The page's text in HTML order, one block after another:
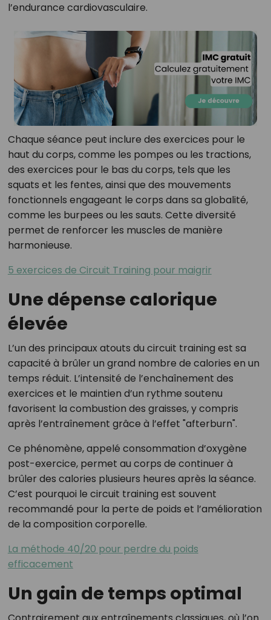
l’endurance cardiovasculaire.
Chaque séance peut inclure des exercices pour le
haut du corps, comme les pompes ou les tractions,
des exercices pour le bas du corps, tels que les
squats et les fentes, ainsi que des mouvements
fonctionnels engageant le corps dans sa globalité,
comme les burpees ou les sauts. Cette diversité
permet de renforcer les muscles de manière
harmonieuse.
5 exercices de Circuit Training pour maigrir
Une dépense calorique
élevée
L’un des principaux atouts du circuit training est sa
capacité à brûler un grand nombre de calories en un
temps réduit. L’intensité de l’enchaînement des
exercices et le maintien d’un rythme soutenu
favorisent la combustion des graisses, y compris
après l’entraînement grâce à l’effet "afterburn".
Ce phénomène, appelé consommation d’oxygène
post-exercice, permet au corps de continuer à
brûler des calories plusieurs heures après la séance.
C’est pourquoi le circuit training est souvent
recommandé pour la perte de poids et l’amélioration
de la composition corporelle.
La méthode 40/20 pour perdre du poids
efficacement
Un gain de temps optimal